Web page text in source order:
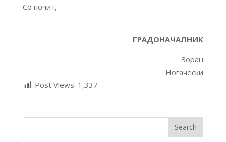
Со почит,
ГРАДОНАЧАЛНИК
Зоран
Ногачески
Post Views: 1,337